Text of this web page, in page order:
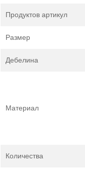
Продуктов артикул
Размер
Дебелина
Материал
Количества